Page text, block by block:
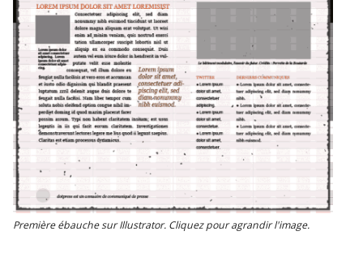
Première ébauche sur Illustrator. Cliquez pour agrandir l'image.